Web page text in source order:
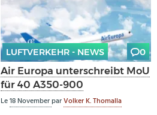
LUFTVERKEHR - NEWS 0
Air Europa unterschreibt MoU
für 40 A350-900
Le18 NovemberparVolker K. Thomalla